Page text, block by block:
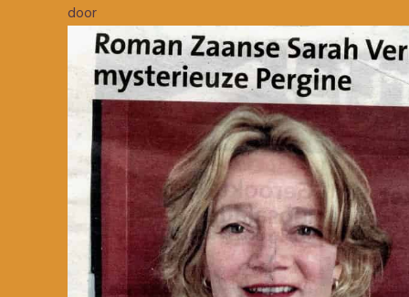
door